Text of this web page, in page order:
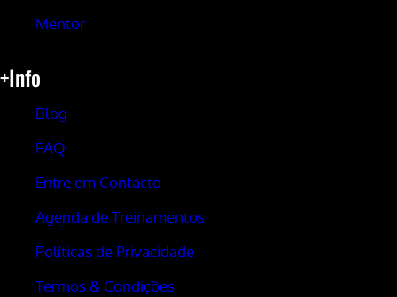
Mentor
+Info
Blog
FAQ
Entre em Contacto
Agenda de Treinamentos
Políticas de Privacidade
Termos & Condições